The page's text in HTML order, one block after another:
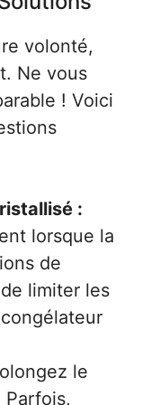
volonté,
Ne vous
! Voici
:
lorsque la
de
limiter les
le